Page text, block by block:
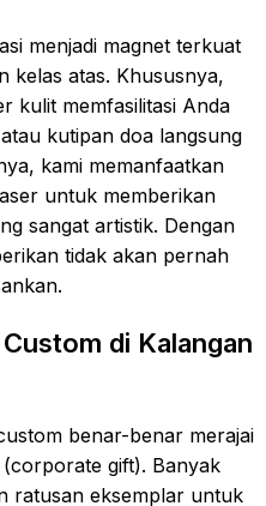
menjadi magnet terkuat
kelas atas. Khususnya,
kulit memfasilitasi Anda
kutipan doa langsung
kami memanfaatkan
untuk memberikan
sangat artistik. Dengan
tidak akan pernah
di Kalangan
benar-benar merajai
gift). Banyak
ratusan eksemplar untuk